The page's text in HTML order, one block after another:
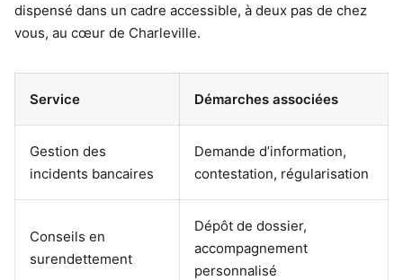
dispensé dans un cadre accessible, à deux pas de chez
vous, au cœur de Charleville.
Service Démarches associées
Gestion des
incidents bancaires
Demande d’information,
contestation, régularisation
Conseils en
surendettement
Dépôt de dossier,
accompagnement
personnalisé